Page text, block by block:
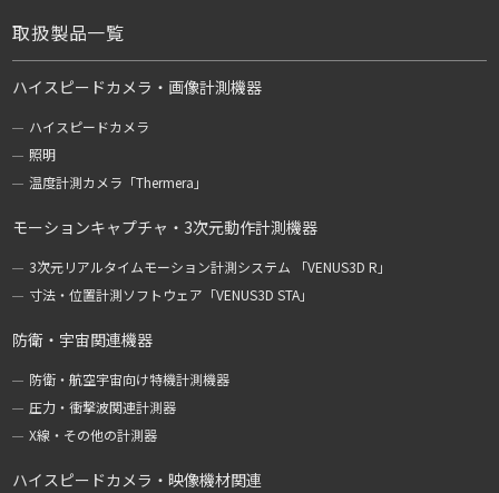
取扱製品一覧
ハイスピードカメラ・画像計測機器
ハイスピードカメラ
照明
温度計測カメラ「Thermera」
モーションキャプチャ・3次元動作計測機器
3次元リアルタイムモーション計測システム 「VENUS3D R」
寸法・位置計測ソフトウェア「VENUS3D STA」
防衛・宇宙関連機器
防衛・航空宇宙向け特機計測機器
圧力・衝撃波関連計測器
X線・その他の計測器
ハイスピードカメラ・映像機材関連